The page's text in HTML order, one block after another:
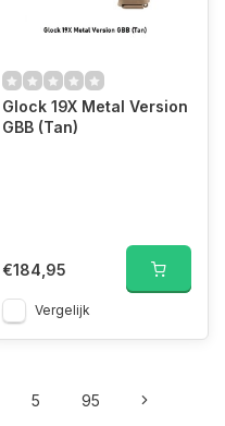
Glock 19X Metal Version
GBB (Tan)
€184,95
Vergelijk
5 95